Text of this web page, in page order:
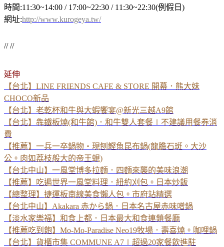
時間:11:30~14:00 / 17:00~22:30 / 11:30~22:30(例假日)
網址:http://www.kurogeya.tw/
// //
延伸
【台北】LINE FRIENDS CAFE & STORE 開幕．熊大妹
CHOCO新品
【台北】老乾杯和牛與大蝦饗宴@新光三越A9館
【台北】犇鐵板燒(和牛館)．和牛雙人套餐∣不建議用餐券消
費
【推薦】一兵一卒鍋物‧現刨鰹魚昆布鍋(龍膽石斑。大沙
公。肉如荔枝般大的帝王蜆)
【台北中山】一風堂博多拉麵．四麵來襲的美味浪潮
【推薦】吃遍世界一風堂料理．紐約刈包。日本炒飯
【總整理】捷運板南線美食懶人包。市府站精選
【台北中山】Akakara 赤から鍋．日本名古屋赤味噌鍋
【淡水家樂福】和食上都．日本最大和食連鎖餐廳
【推薦吃到飽】Mo-Mo-Paradise Neo19牧場．壽喜燒。咖哩鍋
【台北】貨櫃市集 COMMUNE A7∣超過20家餐飲進駐